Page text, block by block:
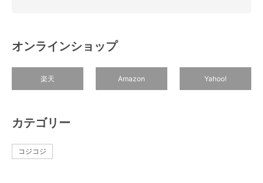
オンラインショップ
楽天 Amazon Yahoo!
カテゴリー
コジコジ